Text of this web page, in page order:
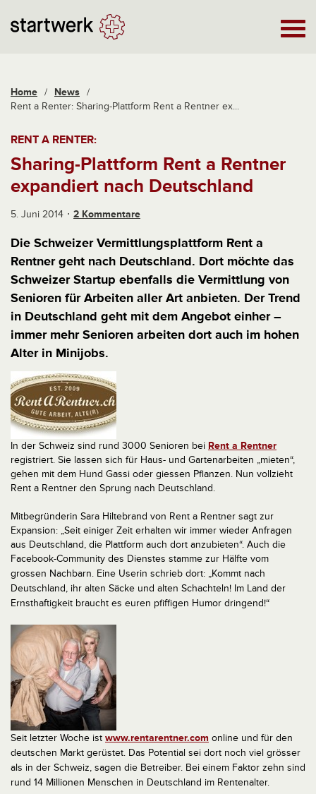
Home / News /
Rent a Renter: Sharing-Plattform Rent a Rentner ex...
RENT A RENTER:
Sharing-Plattform Rent a Rentner
expandiert nach Deutschland
5. Juni 2014 2 Kommentare
Die Schweizer Vermittlungsplattform Rent a
Rentner geht nach Deutschland. Dort möchte das
Schweizer Startup ebenfalls die Vermittlung von
Senioren für Arbeiten aller Art anbieten. Der Trend
in Deutschland geht mit dem Angebot einher –
immer mehr Senioren arbeiten dort auch im hohen
Alter in Minijobs.
In der Schweiz sind rund 3000 Senioren bei Rent a Rentner
registriert. Sie lassen sich für Haus- und Gartenarbeiten „mieten“,
gehen mit dem Hund Gassi oder giessen Pflanzen. Nun vollzieht
Rent a Rentner den Sprung nach Deutschland.
Mitbegründerin Sara Hiltebrand von Rent a Rentner sagt zur
Expansion: „Seit einiger Zeit erhalten wir immer wieder Anfragen
aus Deutschland, die Plattform auch dort anzubieten“. Auch die
Facebook-Community des Dienstes stamme zur Hälfte vom
grossen Nachbarn. Eine Userin schrieb dort: „Kommt nach
Deutschland, ihr alten Säcke und alten Schachteln! Im Land der
Ernsthaftigkeit braucht es euren pfiffigen Humor dringend!“
Seit letzter Woche ist www.rentarentner.com online und für den
deutschen Markt gerüstet. Das Potential sei dort noch viel grösser
als in der Schweiz, sagen die Betreiber. Bei einem Faktor zehn sind
rund 14 Millionen Menschen in Deutschland im Rentenalter.